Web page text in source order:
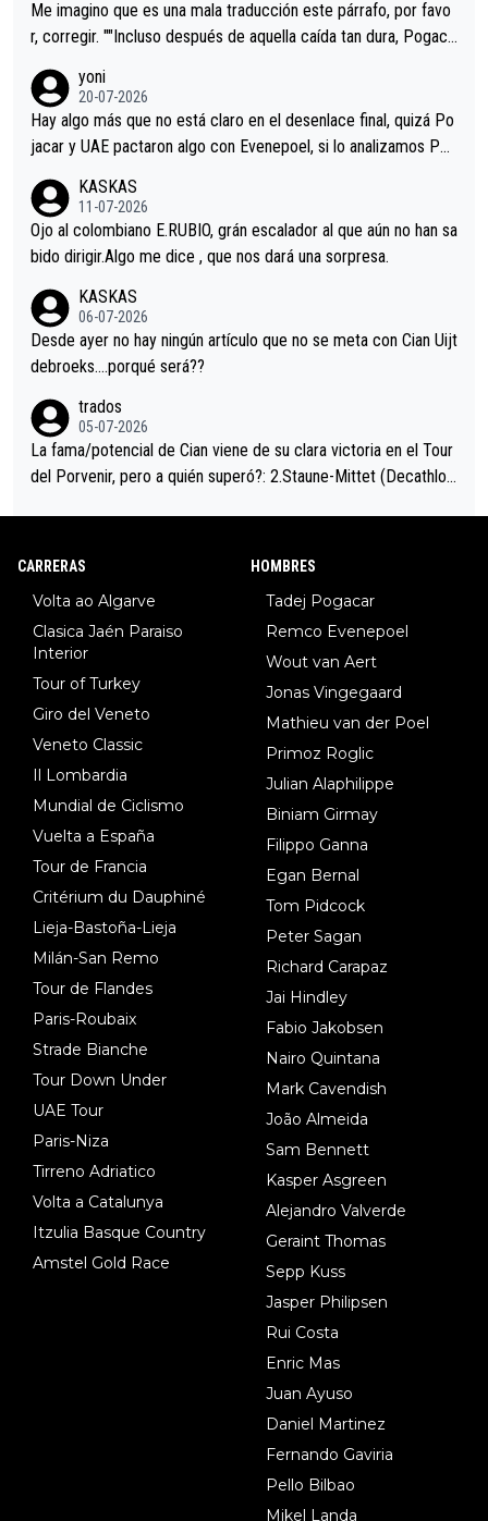
tristes sin victorias.
Me imagino que es una mala traducción este párrafo, por favo
r, corregir. ""Incluso después de aquella caída tan dura, Pogaca
permaneció pegado a su rueda. Parecía increíble la forma en l
a que era capaz de controlar el miedo", recordó."
yoni
20-07-2026
Hay algo más que no está claro en el desenlace final, quizá Po
jacar y UAE pactaron algo con Evenepoel, si lo analizamos Poj
i sin pedalear, luego está el saludo con Evenepoel dándose la
mano de una manera muy fraternal, más allá de los típicos toqu
es en el hombro con que saludaba a Vingegard. Ahí hubo una in
eta, a ver si por querer poner a Del Toro con calzador en posi
ción de podio UAE y Pojacar se van complicar el tour.
KASKAS
11-07-2026
Ojo al colombiano E.RUBIO, grán escalador al que aún no han sa
bido dirigir.Algo me dice , que nos dará una sorpresa.
KASKAS
06-07-2026
Desde ayer no hay ningún artículo que no se meta con Cian Uijt
debroeks….porqué será??
trados
05-07-2026
La fama/potencial de Cian viene de su clara victoria en el Tour
del Porvenir, pero a quién superó?: 2.Staune-Mittet (Decathlon,
CARRERAS
Volta ao Algarve
Clasica Jaén Paraiso
Interior
Tour of Turkey
Giro del Veneto
Veneto Classic
Il Lombardia
Mundial de Ciclismo
Vuelta a España
Tour de Francia
Critérium du Dauphiné
Lieja-Bastoña-Lieja
Milán-San Remo
Tour de Flandes
Paris-Roubaix
Strade Bianche
Tour Down Under
UAE Tour
Paris-Niza
Tirreno Adriatico
Volta a Catalunya
Itzulia Basque Country
Amstel Gold Race
HOMBRES
Tadej Pogacar
Remco Evenepoel
Wout van Aert
Jonas Vingegaard
Mathieu van der Poel
Primoz Roglic
Julian Alaphilippe
Biniam Girmay
Filippo Ganna
Egan Bernal
Tom Pidcock
Peter Sagan
Richard Carapaz
Jai Hindley
Fabio Jakobsen
Nairo Quintana
Mark Cavendish
João Almeida
Sam Bennett
Kasper Asgreen
Alejandro Valverde
Geraint Thomas
Sepp Kuss
Jasper Philipsen
Rui Costa
Enric Mas
Juan Ayuso
Daniel Martinez
Fernando Gaviria
Pello Bilbao
Mikel Landa